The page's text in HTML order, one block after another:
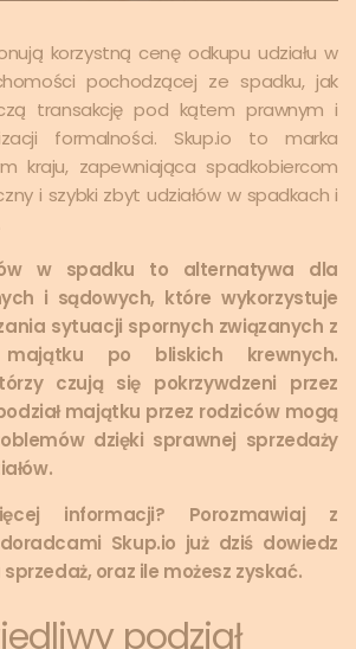
korzystną cenę odkupu udziału w
pochodzącej ze spadku, jak
transakcję pod kątem prawnym i
formalności. Skup.io to marka
kraju, zapewniająca spadkobiercom
i szybki zbyt udziałów w spadkach i
w spadku to alternatywa dla
i sądowych, które wykorzystuje
sytuacji spornych związanych z
majątku po bliskich krewnych.
czują się pokrzywdzeni przez
majątku przez rodziców mogą
dzięki sprawnej sprzedaży
informacji? Porozmawiaj z
Skup.io już dziś dowiedz
oraz ile możesz zyskać.
podział